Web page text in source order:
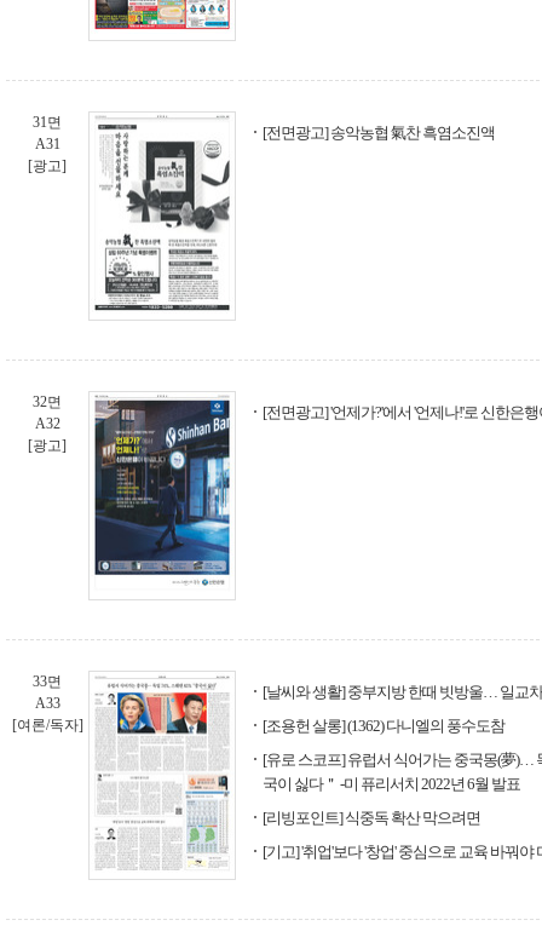
31면
A31
[광고]
[전면광고] 송악농협 氣찬 흑염소진액
32면
A32
[광고]
[전면광고] '언제가?'에서 '언제나!'로 신한은
33면
A33
[여론/독자]
[날씨와 생활] 중부지방 한때 빗방울… 일교
[조용헌 살롱] (1362) 다니엘의 풍수도참
[유로 스코프] 유럽서 식어가는 중국몽(夢)…
국이 싫다＂ -미 퓨리서치 2022년 6월 발표
[리빙포인트] 식중독 확산 막으려면
[기고] '취업'보다 '창업' 중심으로 교육 바꿔야